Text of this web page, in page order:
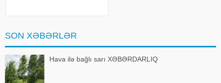
əraziy
SON XƏBƏRLƏR
Hava ilə bağlı sarı XƏBƏRDARLIQ